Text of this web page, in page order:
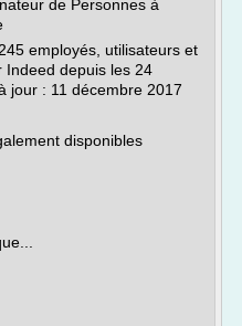
de Personnes à
employés, utilisateurs et
Indeed depuis les 24
jour : 11 décembre 2017
disponibles